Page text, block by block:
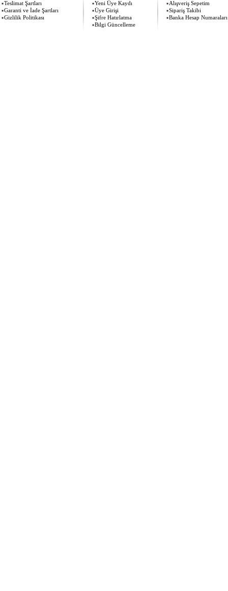
Teslimat Şartları
Garanti ve İade Şartları
Gizlilik Politikası
Yeni Üye Kaydı
Üye Girişi
Şifre Hatırlatma
Bilgi Güncelleme
Alışveriş Sepetim
Sipariş Takibi
Banka Hesap Numaraları